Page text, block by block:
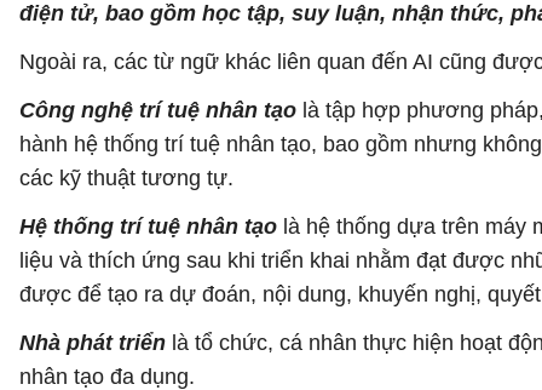
điện tử, bao gồm học tập, suy luận, nhận thức,
Ngoài ra, các từ ngữ khác liên quan đến AI cũng
Công nghệ trí tuệ nhân tạo là tập hợp phương
hành hệ thống trí tuệ nhân tạo, bao gồm nhưng
các kỹ thuật tương tự.
Hệ thống trí tuệ nhân tạo là hệ thống dựa trên máy
liệu và thích ứng sau khi triển khai nhằm đạt được
được để tạo ra dự đoán, nội dung, khuyến nghị,
Nhà phát triển là tổ chức, cá nhân thực hiện hoạt
nhân tạo đa dụng.